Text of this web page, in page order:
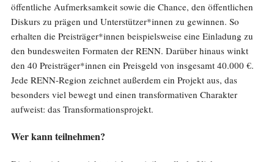
öffentliche Aufmerksamkeit sowie die Chance, den öffentlichen
Diskurs zu prägen und Unterstützer*innen zu gewinnen. So
erhalten die Preisträger*innen beispielsweise eine Einladung zu
den bundesweiten Formaten der RENN. Darüber hinaus winkt
den 40 Preisträger*innen ein Preisgeld von insgesamt 40.000 €.
Jede RENN-Region zeichnet außerdem ein Projekt aus, das
besonders viel bewegt und einen transformativen Charakter
aufweist: das Transformationsprojekt.
Wer kann teilnehmen?